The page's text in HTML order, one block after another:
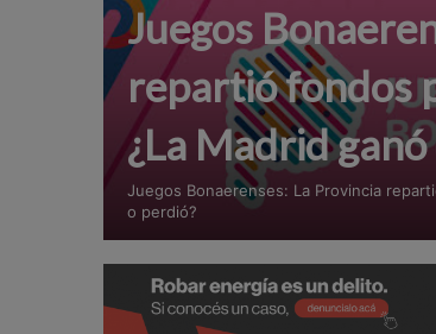
Juegos
repartió fondos
¿La Madrid
Juegos Bonaerenses: La Provincia
o perdió?